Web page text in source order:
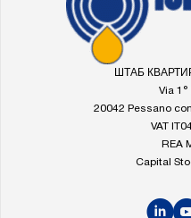
на
главную
страницу
ШТАБ
Via
20042 Pessano
VAT
REA
Capital